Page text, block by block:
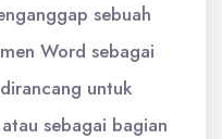
sebuah
Word sebagai
untuk
sebagai bagian